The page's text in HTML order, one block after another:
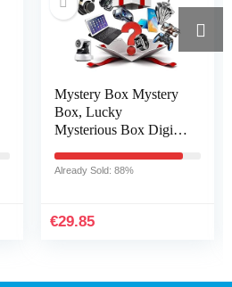
Mystery Box Mystery
Box, Lucky
Mysterious Box Digital
verjaardagsrassendoos,
Already Sold: 88%
€29.85